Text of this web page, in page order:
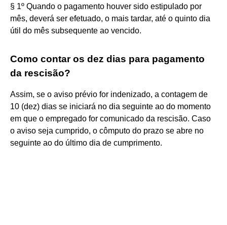
§ 1º Quando o pagamento houver sido estipulado por
mês, deverá ser efetuado, o mais tardar, até o quinto dia
útil do mês subsequente ao vencido.
Como contar os dez dias para pagamento
da rescisão?
Assim, se o aviso prévio for indenizado, a contagem de
10 (dez) dias se iniciará no dia seguinte ao do momento
em que o empregado for comunicado da rescisão. Caso
o aviso seja cumprido, o cômputo do prazo se abre no
seguinte ao do último dia de cumprimento.